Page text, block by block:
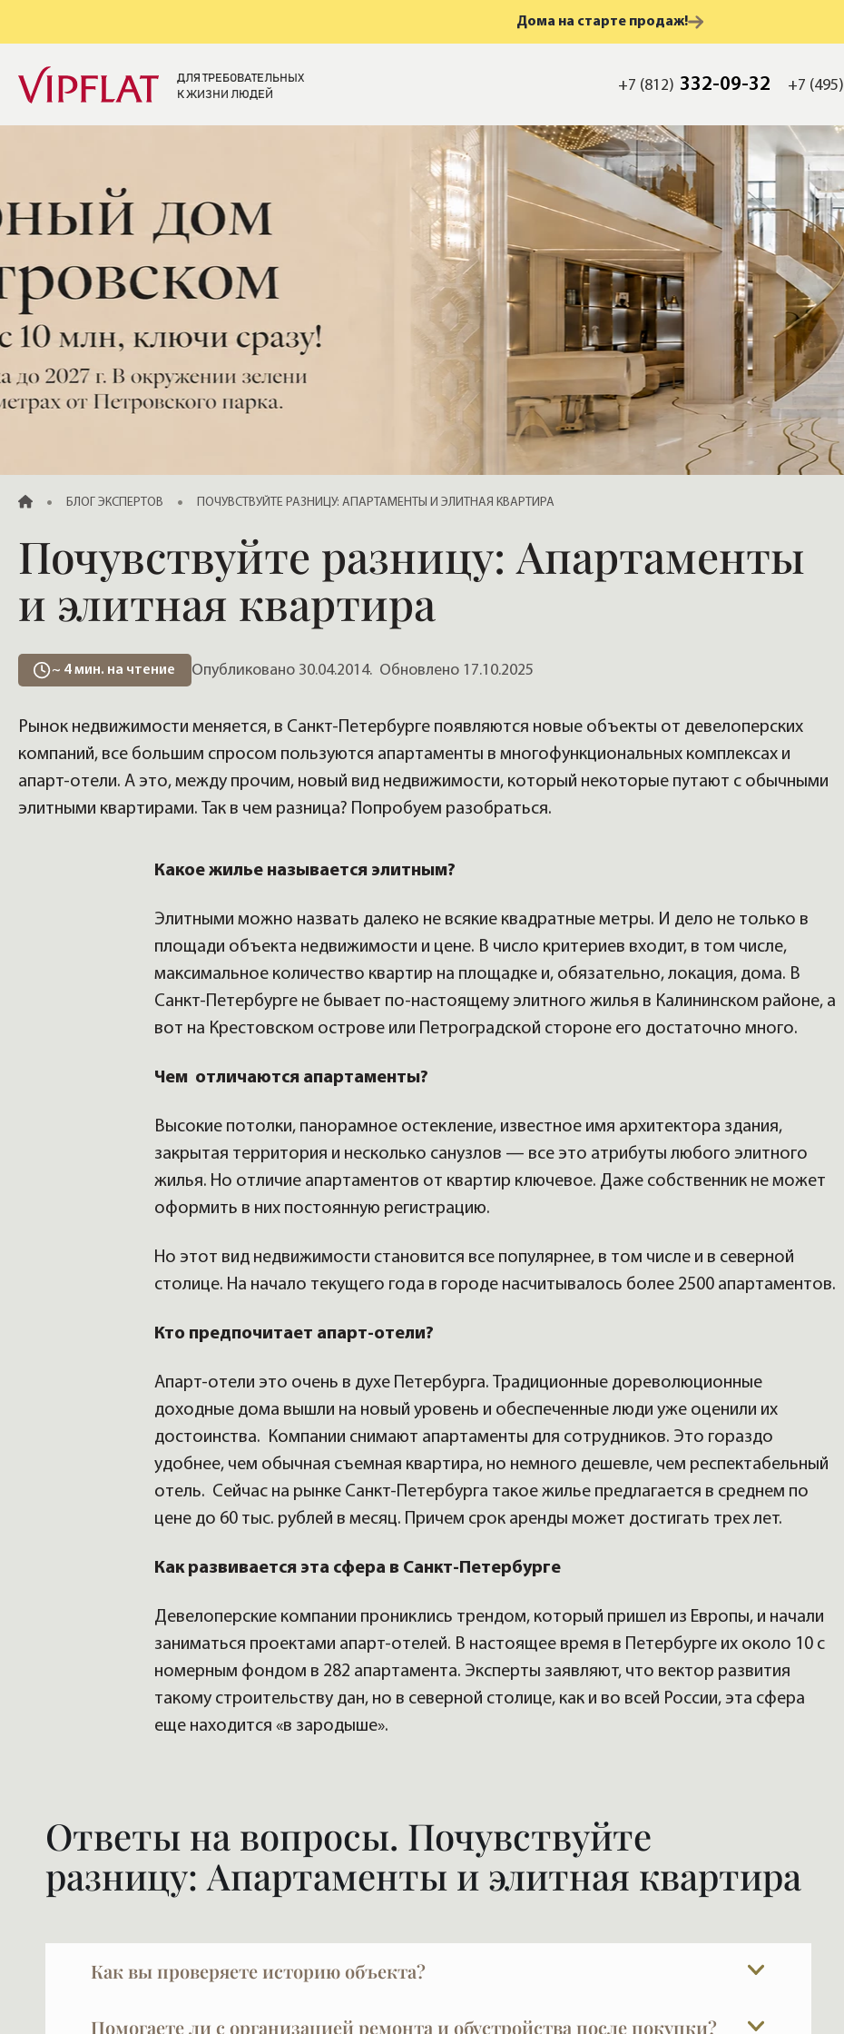
Дома на старте продаж!
ДЛЯ ТРЕБОВАТЕЛЬНЫХ
К ЖИЗНИ ЛЮДЕЙ
+7 (812) 332-09-32 +7 (495)
Элитная недвижимость
Санкт-Петербурга
Продажа элитных квартир, жилья, домов
ГЛАВНАЯБЛОГ ЭКСПЕРТОВ ПОЧУВСТВУЙТЕ РАЗНИЦУ: АПАРТАМЕНТЫ И ЭЛИТНАЯ КВАРТИРА
Почувствуйте разницу: Апартаменты
и элитная квартира
~ 4мин. на чтение Опубликовано 30.04.2014. Обновлено 17.10.2025
Рынок недвижимости меняется, в Санкт-Петербурге появляются новые объекты от девелоперских
компаний, все большим спросом пользуются апартаменты в многофункциональных комплексах и
апарт-отели. А это, между прочим, новый вид недвижимости, который некоторые путают с обычными
элитными квартирами. Так в чем разница? Попробуем разобраться.
Какое жилье называется элитным?
Элитными можно назвать далеко не всякие квадратные метры. И дело не только в
площади объекта недвижимости и цене. В число критериев входит, в том числе,
максимальное количество квартир на площадке и, обязательно, локация, дома. В
Санкт-Петербурге не бывает по-настоящему элитного жилья в Калининском районе, а
вот на Крестовском острове или Петроградской стороне его достаточно много.
Чем отличаются апартаменты?
Высокие потолки, панорамное остекление, известное имя архитектора здания,
закрытая территория и несколько санузлов — все это атрибуты любого элитного
жилья. Но отличие апартаментов от квартир ключевое. Даже собственник не может
оформить в них постоянную регистрацию.
Но этот вид недвижимости становится все популярнее, в том числе и в северной
столице. На начало текущего года в городе насчитывалось более 2500 апартаментов.
Кто предпочитает апарт-отели?
Апарт-отели это очень в духе Петербурга. Традиционные дореволюционные
доходные дома вышли на новый уровень и обеспеченные люди уже оценили их
достоинства. Компании снимают апартаменты для сотрудников. Это гораздо
удобнее, чем обычная съемная квартира, но немного дешевле, чем респектабельный
отель. Сейчас на рынке Санкт-Петербурга такое жилье предлагается в среднем по
цене до 60 тыс. рублей в месяц. Причем срок аренды может достигать трех лет.
Как развивается эта сфера в Санкт-Петербурге
Девелоперские компании прониклись трендом, который пришел из Европы, и начали
заниматься проектами апарт-отелей. В настоящее время в Петербурге их около 10 с
номерным фондом в 282 апартамента. Эксперты заявляют, что вектор развития
такому строительству дан, но в северной столице, как и во всей России, эта сфера
еще находится «в зародыше».
Ответы на вопросы. Почувствуйте
разницу: Апартаменты и элитная квартира
Как вы проверяете историю объекта?
Помогаете ли с организацией ремонта и обустройства после покупки?